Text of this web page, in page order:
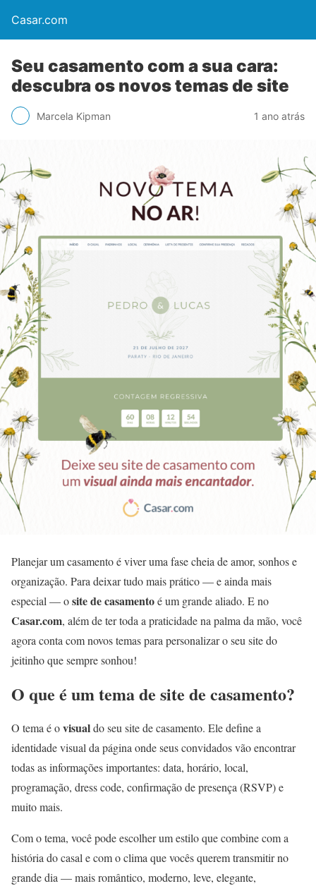
Casar.com
Seu casamento com a sua cara:
descubra os novos temas de site
Marcela Kipman 1 ano atrás
Planejar um casamento é viver uma fase cheia de amor, sonhos e
organização. Para deixar tudo mais prático — e ainda mais
especial — osite de casamentoé um grande aliado. E no
Casar.com, além de ter toda a praticidade na palma da mão, você
agora conta com novos temas para personalizar o seu site do
jeitinho que sempre sonhou!
O que é um tema de site de casamento?
O tema é ovisualdo seu site de casamento. Ele define a
identidade visual da página onde seus convidados vão encontrar
todas as informações importantes: data, horário, local,
programação, dress code, confirmação de presença (RSVP) e
muito mais.
Com o tema, você pode escolher um estilo que combine com a
história do casal e com o clima que vocês querem transmitir no
grande dia — mais romântico, moderno, leve, elegante,